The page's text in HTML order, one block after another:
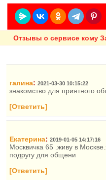
Отзывы о сервисе кому
галина: 2021-03-30 10:15:22
знакомство для приятного
[Ответить]
Екатерина: 2019-01-05 14:17:16
Москвичка 65 .живу в
подругу для общени
[Ответить]